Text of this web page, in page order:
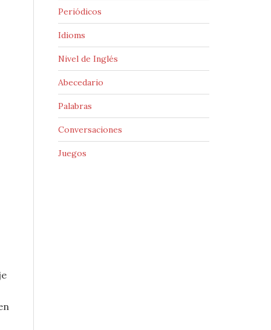
Periódicos
Idioms
Nivel de Inglés
Abecedario
Palabras
Conversaciones
Juegos